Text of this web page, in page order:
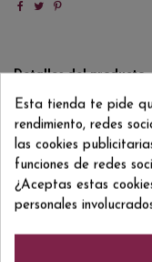
Detalles del producto
Reviews(0)
ean13 8424918605003
Esta tienda te pide
rendimiento, redes
las cookies
funciones de redes
¿Aceptas estas
personales